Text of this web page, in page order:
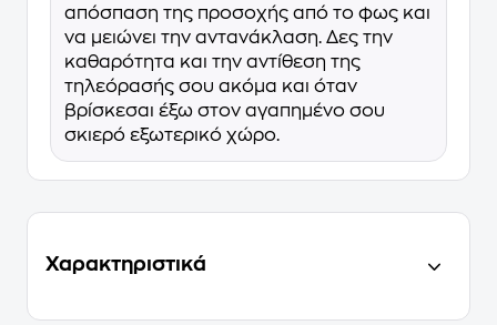
απόσπαση της προσοχής από το φως και
να μειώνει την αντανάκλαση. Δες την
καθαρότητα και την αντίθεση της
τηλεόρασής σου ακόμα και όταν
βρίσκεσαι έξω στον αγαπημένο σου
σκιερό εξωτερικό χώρο.
Χαρακτηριστικά